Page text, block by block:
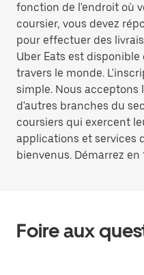
fonction de l'endroit où
coursier, vous devez
pour effectuer des
Uber Eats est
travers le monde.
simple. Nous acceptons
d'autres branches du
coursiers qui exercent
applications et services
bienvenus. Démarrez
Foire aux